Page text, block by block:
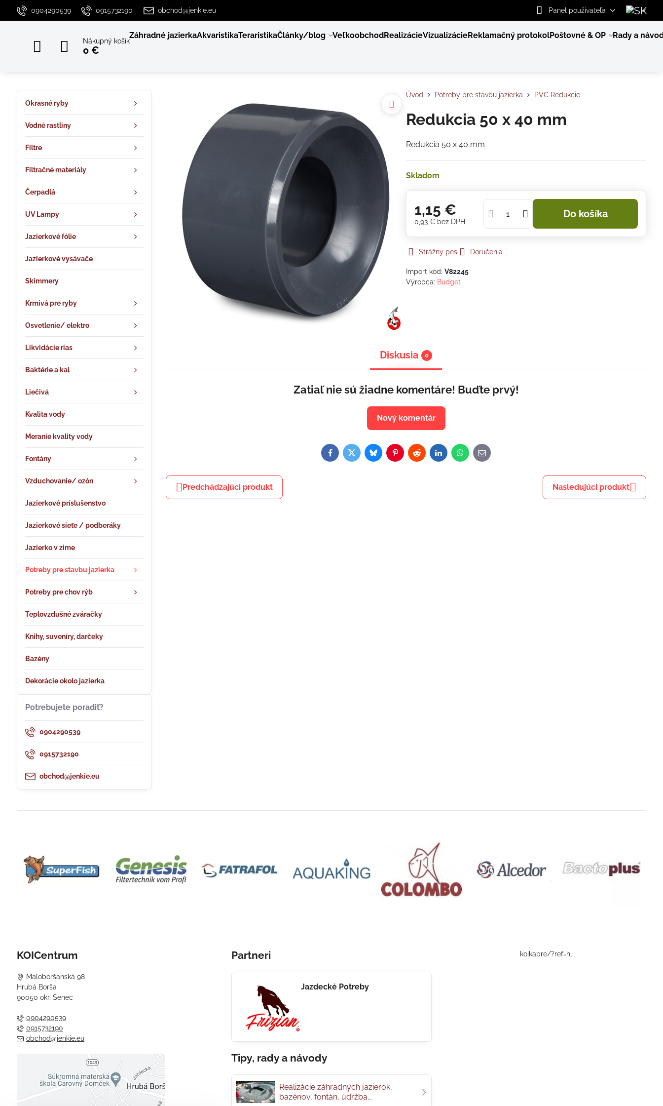
0904290539 0915732190 obchod@jenkie.eu Panel používateľa
Nákupný košík
0 €
Záhradné jazierkaAkvaristikaTeraristikaČlánky/blog VeľkoobchodRealizácieVizualizácieReklamačný protokolPoštovné & OP Rady a
Úvod Potreby pre stavbu jazierka PVC Redukcie
Redukcia 50 x 40 mm
Redukcia 50 x 40 mm
Skladom
1,15 €
0,93 € bez DPH
Do košíka
Strážny pes Doručenia
Import kód:V82245
Výrobca: Budget
Diskusia 0
Zatiaľ nie sú žiadne komentáre! Buďte prvý!
Nový komentár
Facebook
TwitterBlueskyPinterestRedditLinkedInWhatsApp
E-
mail
Predchádzajúci produkt Nasledujúci produkt
Okrasné ryby
Vodné rastliny
Filtre
Filtračné materiály
Čerpadlá
UV Lampy
Jazierkové fólie
Jazierkové vysávače
Skimmery
Krmivá pre ryby
Osvetlenie/ elektro
Likvidácie rias
Baktérie a kal
Liečivá
Kvalita vody
Meranie kvality vody
Fontány
Vzduchovanie/ ozón
Jazierkové príslušenstvo
Jazierkové sieťe / podberáky
Jazierko v zime
Potreby pre stavbu jazierka
Potreby pre chov rýb
Teplovzdušné zváračky
Knihy, suveníry, darčeky
Bazény
Dekorácie okolo jazierka
Potrebujete poradiť?
0904290539
0915732190
obchod@jenkie.eu
KOICentrum
Maloboršanská 98
Hrubá Borša
90050 okr. Senec
0904290539
0915732190
obchod@jenkie.eu
Externý obsah je blokovaný
Voľbami súkromia
Partneri
Jazdecké Potreby
Tipy, rady a návody
Realizácie záhradných jazierok,
bazénov, fontán, údržba...
koikapre/?ref=hl